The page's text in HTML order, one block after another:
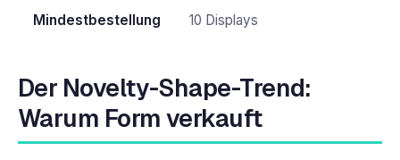
Mindestbestellung 10 Displays
Der Novelty-Shape-Trend:
Warum Form verkauft